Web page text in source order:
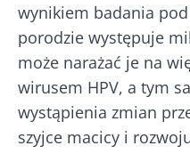
wynikiem badania
porodzie występuje
może narażać je na
wirusem HPV, a tym
wystąpienia zmian
szyjce macicy i